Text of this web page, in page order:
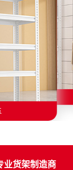
流行业货架展示案例四
货架展示案例三
货架制造商